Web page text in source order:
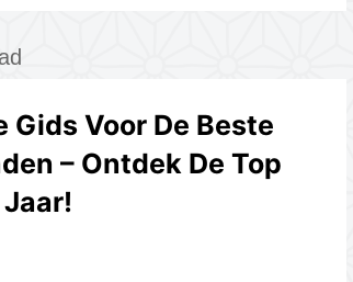
Gids Voor De Beste
– Ontdek De Top